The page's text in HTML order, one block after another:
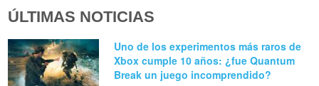
ÚLTIMAS NOTICIAS
Uno de los experimentos más raros de
Xbox cumple 10 años: ¿fue Quantum
Break un juego incomprendido?